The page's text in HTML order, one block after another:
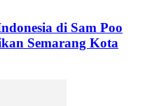
di Sam Poo
Semarang Kota